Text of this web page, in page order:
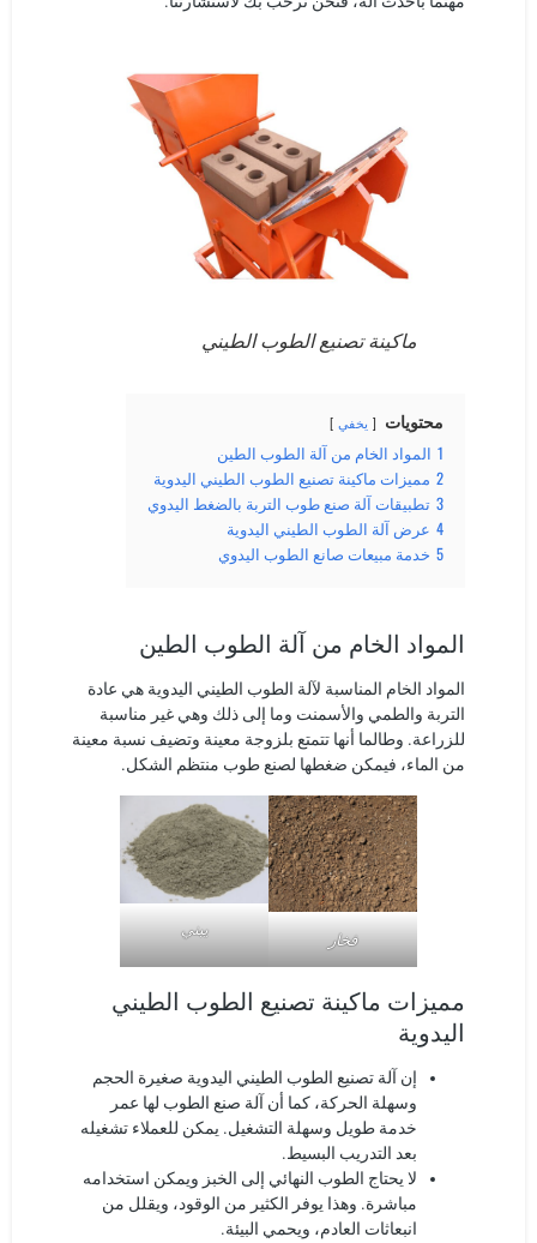
ماكينة تصنيع الطوب الطيني
محتويات يخفي
1 المواد الخام من آلة الطوب الطين
2 مميزات ماكينة تصنيع الطوب الطيني اليدوية
3 تطبيقات آلة صنع طوب التربة بالضغط اليدوي
4 عرض آلة الطوب الطيني اليدوية
5 خدمة مبيعات صانع الطوب اليدوي
المواد الخام من آلة الطوب الطين
المواد الخام المناسبة لآلة الطوب الطيني اليدوية هي عادة
التربة والطمي والأسمنت وما إلى ذلك وهي غير مناسبة
للزراعة. وطالما أنها تتمتع بلزوجة معينة وتضيف نسبة معينة
من الماء، فيمكن ضغطها لصنع طوب منتظم الشكل.
فخار يبني
مميزات ماكينة تصنيع الطوب الطيني
اليدوية
إن آلة تصنيع الطوب الطيني اليدوية صغيرة الحجم
وسهلة الحركة، كما أن آلة صنع الطوب لها عمر
خدمة طويل وسهلة التشغيل. يمكن للعملاء تشغيله
بعد التدريب البسيط.
لا يحتاج الطوب النهائي إلى الخبز ويمكن استخدامه
مباشرة. وهذا يوفر الكثير من الوقود، ويقلل من
انبعاثات العادم، ويحمي البيئة.